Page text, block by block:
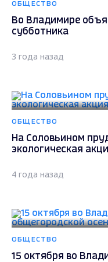
ОБЩЕСТВО
Во Владимире
субботника
3 года назад
ОБЩЕСТВО
На Соловьином
экологическая
4 года назад
ОБЩЕСТВО
15 октября во